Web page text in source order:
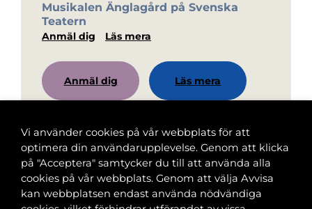
Musikalen Änglagård på Svenska
Teatern
Anmäl dig Läs mera
Anmäl dig Läs mera
Banvaktsgatan 2A, 00520 Helsingfors
040 585 2586
Vi använder cookies på vår webbplats för att
optimera din användarupplevelse. Genom att klicka
på "Acceptera" samtycker du till att använda alla
cookies på vår webbplats. Genom att välja Avvisa
kan webbplatsen endast använda nödvändiga